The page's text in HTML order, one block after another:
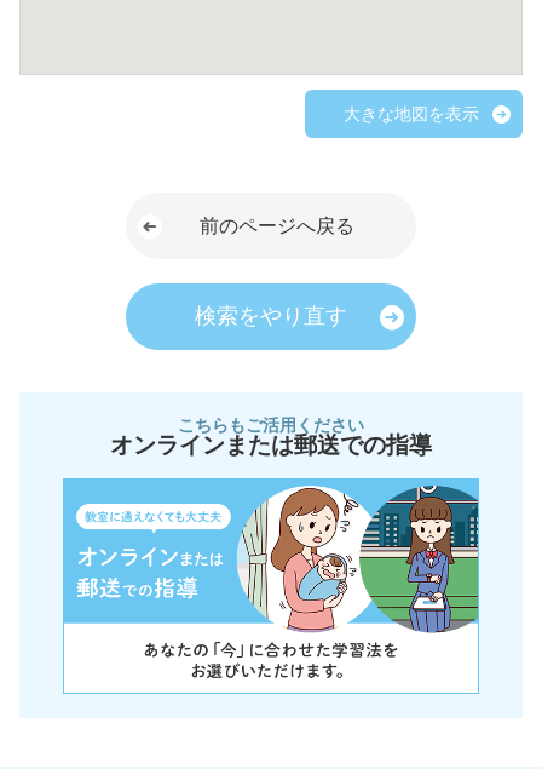
大きな地図を表示
前のページへ戻る
検索をやり直す
こちらもご活用ください
オンラインまたは郵送での指導